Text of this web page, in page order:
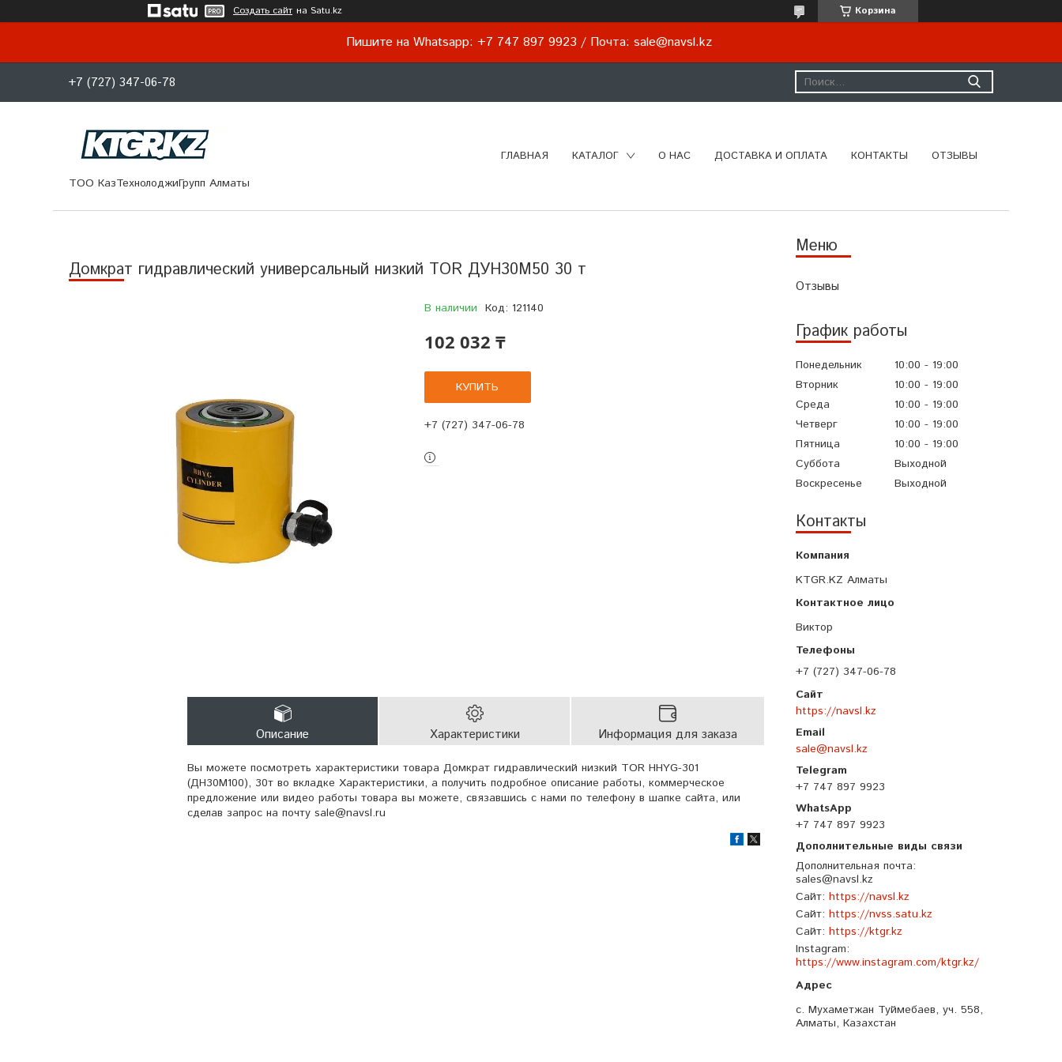
Создать сайт на Satu.kz Корзина
Пишите на Whatsapp: +7 747 897 9923 / Почта: sale@navsl.kz
+7 (727) 347-06-78
ТОО КазТехнолоджиГрупп Алматы
ГЛАВНАЯ КАТАЛОГ О НАС ДОСТАВКА И ОПЛАТА КОНТАКТЫ ОТЗЫВЫ
Отзывы
График работы
Понедельник 10:00
19:00
Вторник
10:00
19:00
Среда
10:00
19:00
Четверг
10:00
19:00
Пятница
10:00
19:00
Суббота
Выходной
Воскресенье
Выходной
Контакты
KTGR.KZ Алматы
Виктор
+7 (727) 347-06-78
https://navsl.kz
sale@navsl.kz
+7 747 897 9923
+7 747 897 9923
Дополнительная почта
sales@navsl.kz
Сайт https://navsl.kz
Сайт https://nvss.satu.kz
Сайт https://ktgr.kz
Instagram
https://www.instagram.com/ktgr.kz/
с. Мухаметжан Туймебаев, уч. 558,
Алматы, Казахстан
Домкрат гидравлический универсальный низкий TOR ДУН30М50 30 т
В наличии Код: 121140
102 032 ₸
КУПИТЬ
+7 (727) 347-06-78
Описание Характеристики Информация для заказа
Вы можете посмотреть характеристики товара Домкрат гидравлический низкий TOR HHYG-301
(ДН30М100), 30т во вкладке Характеристики, а получить подробное описание работы, коммерческое
предложение или видео работы товара вы можете, связавшись с нами по телефону в шапке сайта, или
сделав запрос на почту sale@navsl.ru